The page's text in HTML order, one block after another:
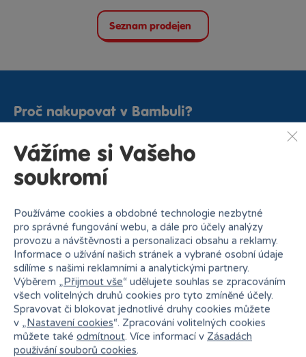
Seznam prodejen
Proč nakupovat v Bambuli?
Nejširší sortiment na
trhu
27 kamenných prodejen
Vážíme si Vašeho
soukromí
Používáme cookies a obdobné technologie nezbytné
pro správné fungování webu, a dále pro účely analýzy
provozu a návštěvnosti a personalizaci obsahu a reklamy.
Informace o užívání našich stránek a vybrané osobní údaje
sdílíme s našimi reklamními a analytickými partnery.
Výběrem „Přijmout vše“ udělujete souhlas se zpracováním
všech volitelných druhů cookies pro tyto zmíněné účely.
Spravovat či blokovat jednotlivé druhy cookies můžete
v „Nastavení cookies“. Zpracování volitelných cookies
můžete také odmítnout. Více informací v Zásadách
používání souborů cookies.